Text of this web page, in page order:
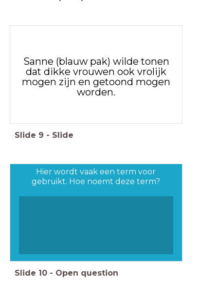
Sanne (blauw pak) wilde tonen
dat dikke vrouwen ook vrolijk
mogen zijn en getoond mogen
worden.
Slide 9 - Slide
Hier wordt vaak een term voor
gebruikt. Hoe noemt deze term?
Slide 10 - Open question